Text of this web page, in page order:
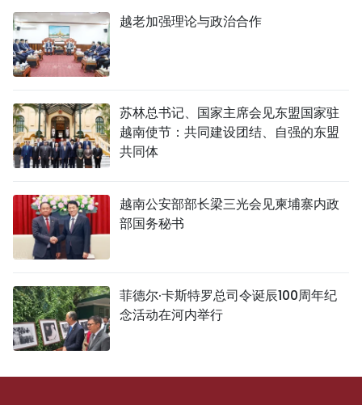
越老加强理论与政治合作
苏林总书记、国家主席会见东盟国家驻
越南使节：共同建设团结、自强的东盟
共同体
越南公安部部长梁三光会见柬埔寨内政
部国务秘书
菲德尔·卡斯特罗总司令诞辰100周年纪
念活动在河内举行